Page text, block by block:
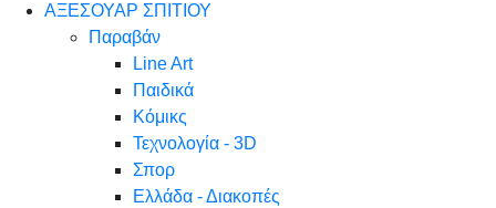
ΑΞΕΣΟΥΑΡ ΣΠΙΤΙΟΥ
Παραβάν
Line Art
Παιδικά
Κόμικς
Τεχνολογία - 3D
Σπορ
Ελλάδα - Διακοπές